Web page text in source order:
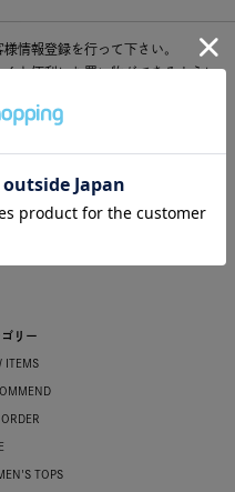
情報登録を行って下さい。
と便利にお買い物ができるように
リー
ITEMS
ORDER
TOPS